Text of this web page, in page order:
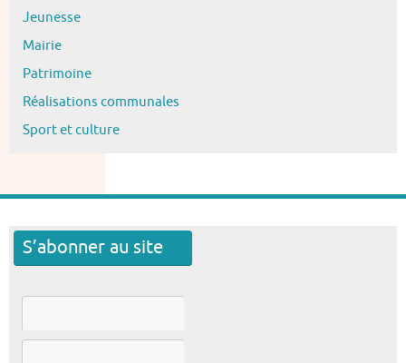
Jeunesse
Mairie
Patrimoine
Réalisations communales
Sport et culture
S’abonner au site